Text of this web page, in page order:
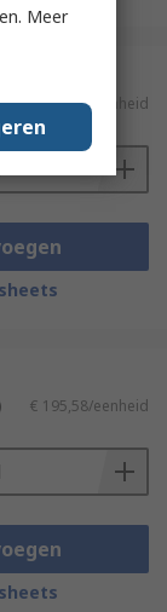
€ 225,62/eenheid
€ 195,58/eenheid
Meer